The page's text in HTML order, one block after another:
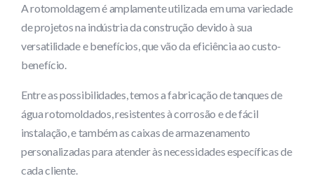
A rotomoldagem é amplamente utilizada em uma variedade
de projetos na indústria da construção devido à sua
versatilidade e benefícios, que vão da eficiência ao custo-
benefício.
Entre as possibilidades, temos a fabricação de tanques de
água rotomoldados, resistentes à corrosão e de fácil
instalação, e também as caixas de armazenamento
personalizadas para atender às necessidades específicas de
cada cliente.